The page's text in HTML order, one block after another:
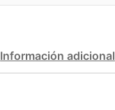
Información adicional